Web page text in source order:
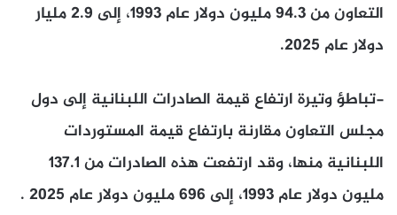
التعاون من 94.3 مليون دولار عام 1993، إلى 2.9 مليار
دولار عام 2025.
-تباطؤ وتيرة ارتفاع قيمة الصادرات اللبنانية إلى دول
مجلس التعاون مقارنة بارتفاع قيمة المستوردات
اللبنانية منها، وقد ارتفعت هذه الصادرات من 137.1
مليون دولار عام 1993، إلى 696 مليون دولار عام 2025 .